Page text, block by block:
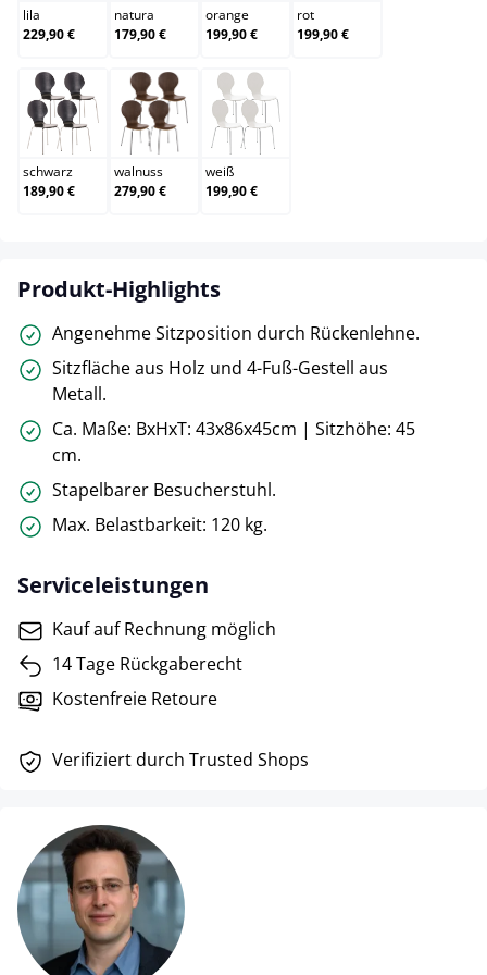
lila
229,90 €
natura
179,90 €
orange
199,90 €
rot
199,90 €
schwarz
schwarz
189,90 €
walnuss
walnuss
279,90 €
weiß
weiß
199,90 €
Produkt-Highlights
Angenehme Sitzposition durch Rückenlehne.
Sitzfläche aus Holz und 4-Fuß-Gestell aus
Metall.
Ca. Maße: BxHxT: 43x86x45cm | Sitzhöhe: 45
cm.
Stapelbarer Besucherstuhl.
Max. Belastbarkeit: 120 kg.
Serviceleistungen
Kauf auf Rechnung möglich
14 Tage Rückgaberecht
Kostenfreie Retoure
Verifiziert durch Trusted Shops